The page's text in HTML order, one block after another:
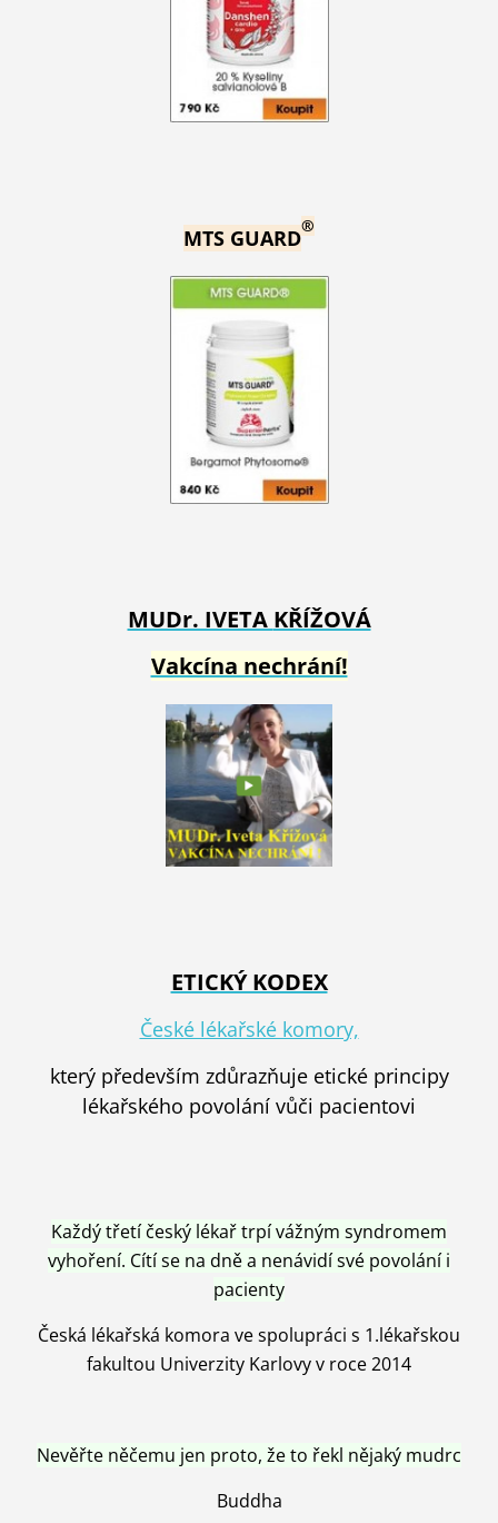
MTS GUARD®
MUDr. IVETA KŘÍŽOVÁ
Vakcína nechrání!
ETICKÝ KODEX
České lékařské komory,
který především zdůrazňuje etické principy
lékařského povolání vůči pacientovi
Každý třetí český lékař trpí vážným syndromem
vyhoření. Cítí se na dně a nenávidí své povolání i
pacienty
Česká lékařská komora ve spolupráci s 1.lékařskou
fakultou Univerzity Karlovy v roce 2014
Nevěřte něčemu jen proto, že to řekl nějaký mudrc
Buddha